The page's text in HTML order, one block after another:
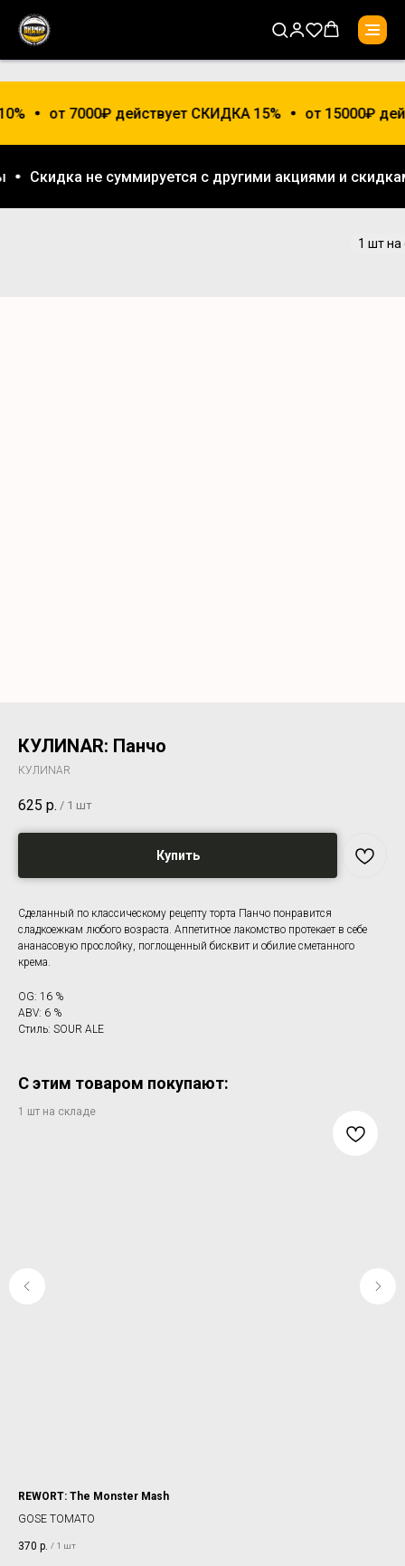
от 7000₽ действует СКИДКА 15% от 15000₽
Скидка не суммируется с другими акциями и
КУЛИNАR: Панчо
КУЛИNАR
625 р. / 1 шт
Купить
Сделанный по классическому рецепту торта Панчо понравится
сладкоежкам любого возраста. Аппетитное лакомство протекает в себе
ананасовую прослойку, поглощенный бисквит и обилие сметанного
крема.
OG: 16 %
ABV: 6 %
Стиль: SOUR ALE
С этим товаром покупают:
REWORT: The Monster Mash
GOSE TOMATO
370 р. / 1 шт